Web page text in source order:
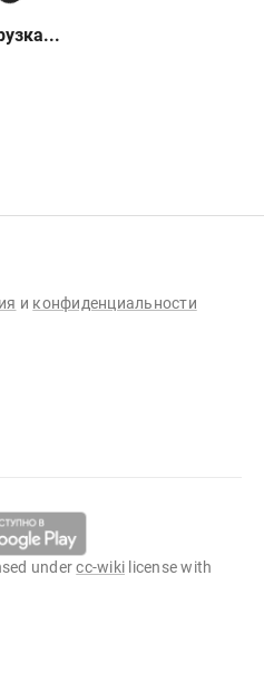
и конфиденциальности
undercc-wiki license with